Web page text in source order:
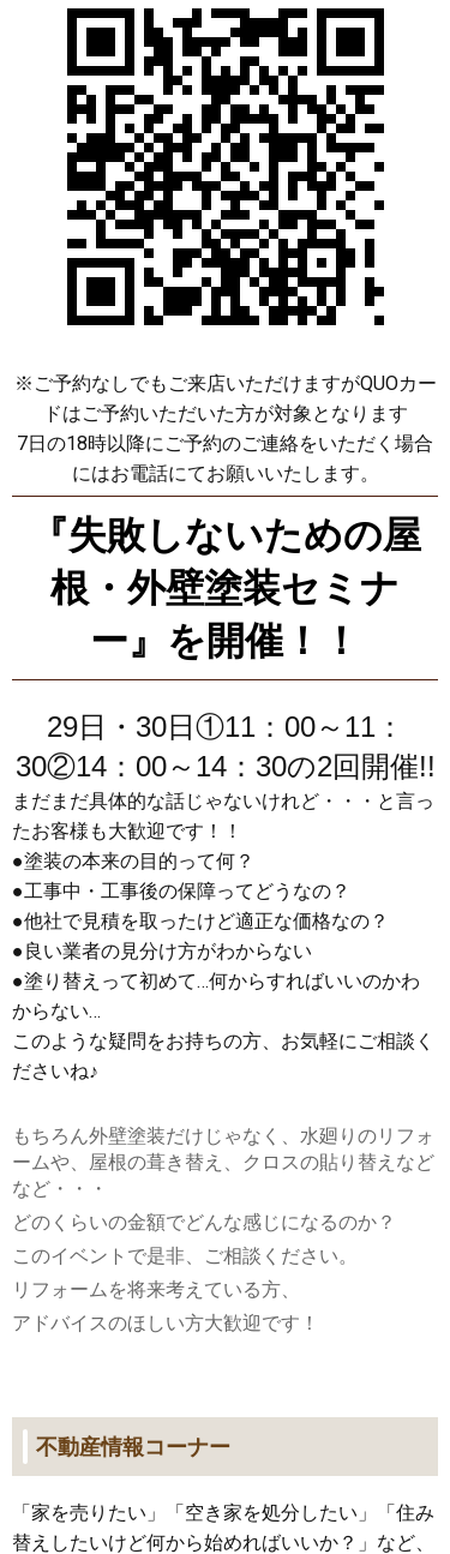
※ご予約なしでもご来店いただけますがQUOカー
ドはご予約いただいた方が対象となります
7日の18時以降にご予約のご連絡をいただく場合
にはお電話にてお願いいたします。
『失敗しないための屋
根・外壁塗装セミナ
ー』を開催！！
29日・30日①11：00～11：
30②14：00～14：30の2回開催!!
まだまだ具体的な話じゃないけれど・・・と言っ
たお客様も大歓迎です！！
●塗装の本来の目的って何？
●工事中・工事後の保障ってどうなの？
●他社で見積を取ったけど適正な価格なの？
●良い業者の見分け方がわからない
●塗り替えって初めて…何からすればいいのかわ
からない…
このような疑問をお持ちの方、お気軽にご相談く
ださいね♪
もちろん外壁塗装だけじゃなく、水廻りのリフォ
ームや、屋根の葺き替え、クロスの貼り替えなど
など・・・
どのくらいの金額でどんな感じになるのか？
このイベントで是非、ご相談ください。
リフォームを将来考えている方、
アドバイスのほしい方大歓迎です！
不動産情報コーナー
「家を売りたい」「空き家を処分したい」「住み
替えしたいけど何から始めればいいか？」など、